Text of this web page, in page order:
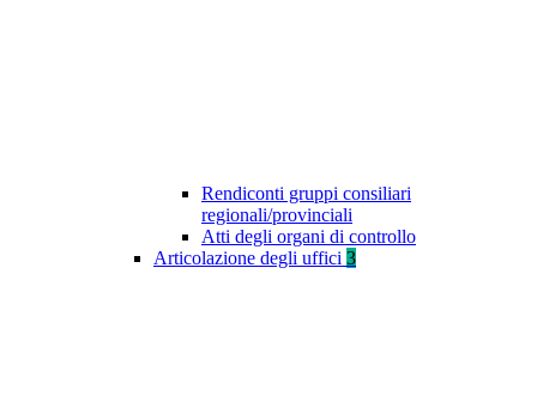
Rendiconti gruppi consiliari
regionali/provinciali
Atti degli organi di controllo
Articolazione degli uffici 3